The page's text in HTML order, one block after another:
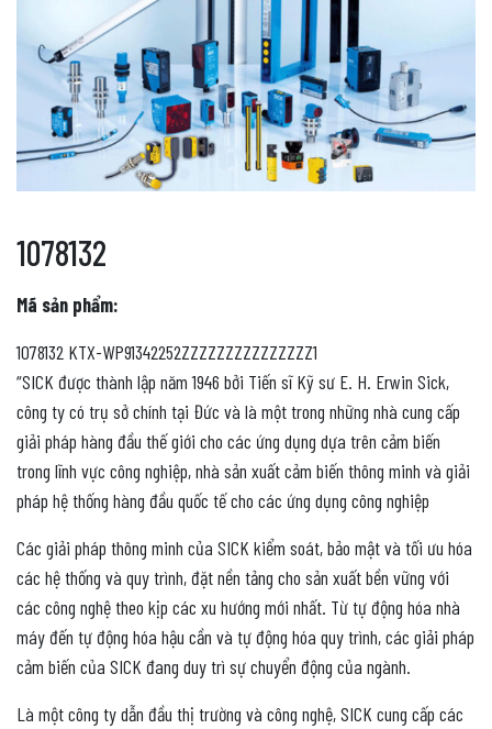
1078132
Mã sản phẩm:
1078132 KTX-WP91342252ZZZZZZZZZZZZZZZ1
“SICK được thành lập năm 1946 bởi Tiến sĩ Kỹ sư E. H. Erwin Sick,
công ty có trụ sở chính tại Đức và là một trong những nhà cung cấp
giải pháp hàng đầu thế giới cho các ứng dụng dựa trên cảm biến
trong lĩnh vực công nghiệp, nhà sản xuất cảm biến thông minh và giải
pháp hệ thống hàng đầu quốc tế cho các ứng dụng công nghiệp
Các giải pháp thông minh của SICK kiểm soát, bảo mật và tối ưu hóa
các hệ thống và quy trình, đặt nền tảng cho sản xuất bền vững với
các công nghệ theo kịp các xu hướng mới nhất. Từ tự động hóa nhà
máy đến tự động hóa hậu cần và tự động hóa quy trình, các giải pháp
cảm biến của SICK đang duy trì sự chuyển động của ngành.
Là một công ty dẫn đầu thị trường và công nghệ, SICK cung cấp các